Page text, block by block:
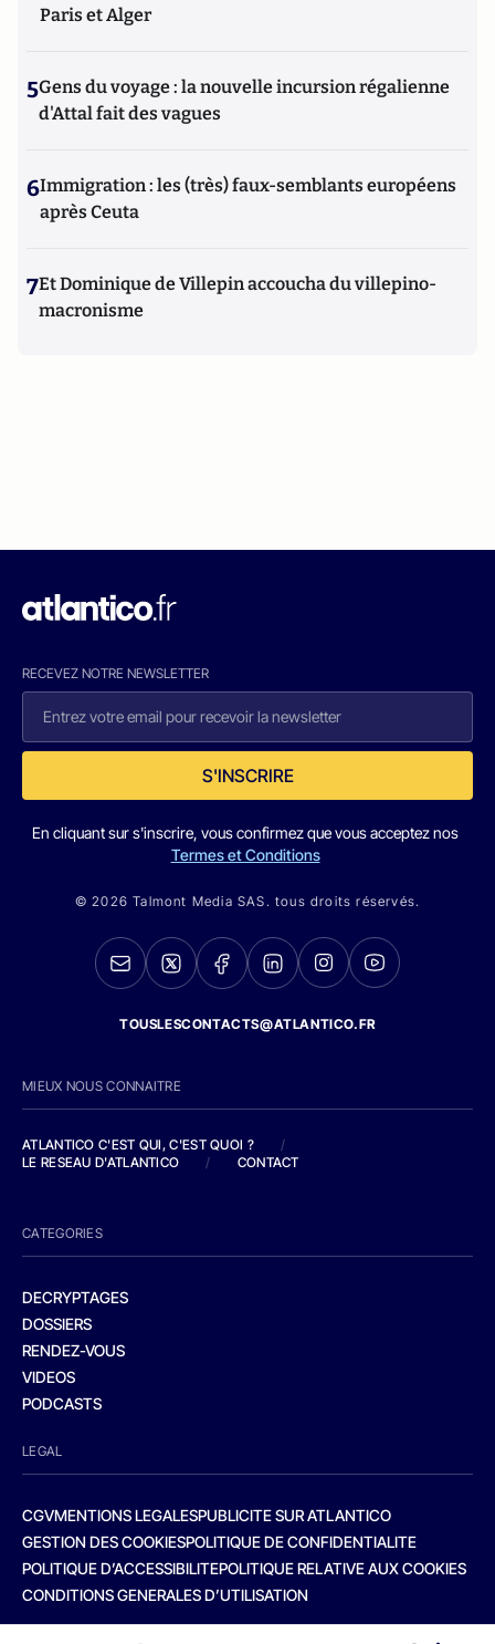
Paris et Alger
5Gens du voyage : la nouvelle incursion régalienne
d'Attal fait des vagues
6Immigration : les (très) faux-semblants européens
après Ceuta
7Et Dominique de Villepin accoucha du villepino-
macronisme
RECEVEZ NOTRE NEWSLETTER
S'INSCRIRE
En cliquant sur s'inscrire, vous confirmez que vous acceptez nos
Termes et Conditions
© 2026 Talmont Media SAS. tous droits réservés.
TOUSLESCONTACTS@ATLANTICO.FR
MIEUX NOUS CONNAITRE
ATLANTICO C'EST QUI, C'EST QUOI ?
/
LE RESEAU D'ATLANTICO
/ CONTACT
CATEGORIES
DECRYPTAGES
DOSSIERS
RENDEZ-VOUS
VIDEOS
PODCASTS
LEGAL
CGVMENTIONS LEGALESPUBLICITE SUR ATLANTICO
GESTION DES COOKIESPOLITIQUE DE CONFIDENTIALITE
POLITIQUE D’ACCESSIBILITEPOLITIQUE RELATIVE AUX COOKIES
CONDITIONS GENERALES D’UTILISATION